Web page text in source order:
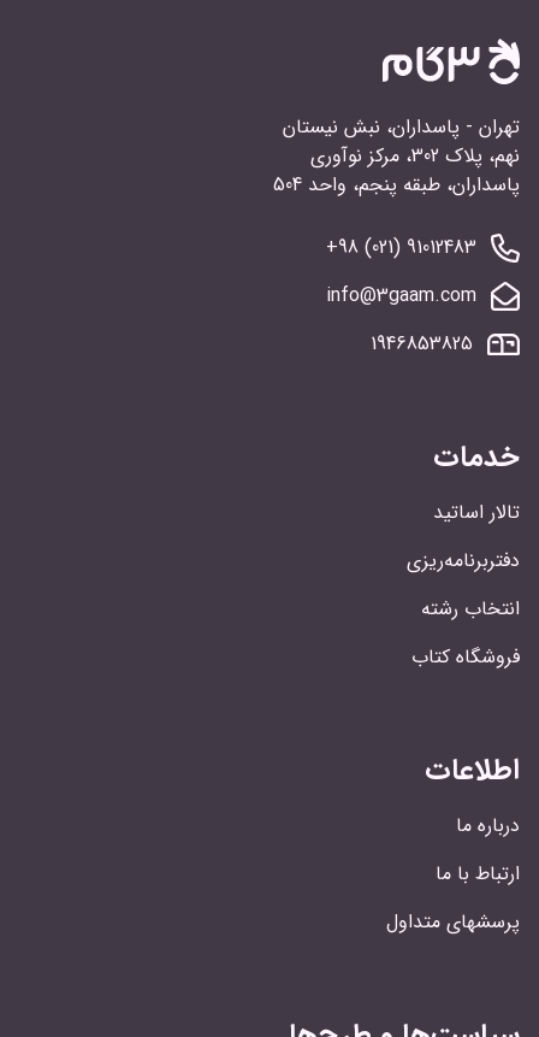
تهران - پاسداران، نبش نیستان
نهم، پلاک 302، مرکز نوآوری
پاسداران، طبقه پنجم، واحد 504
91012483 (021) 98+
info@3gaam.com
1946853825
خدمات
تالار اساتید
دفتربرنامه‌ریزی
انتخاب رشته
فروشگاه کتاب
اطلاعات
درباره ما
ارتباط با ما
پرسشهای متداول